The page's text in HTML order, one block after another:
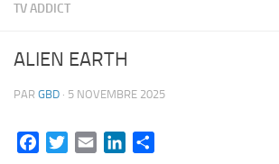
TV ADDICT
ALIEN EARTH
PAR GBD · 5 NOVEMBRE 2025
FacebookTwitterEmail LinkedIn